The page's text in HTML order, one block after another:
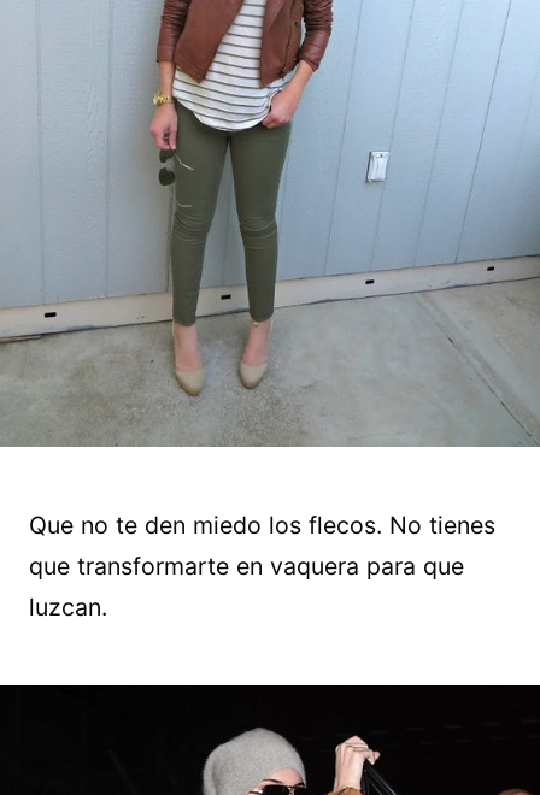
Que no te den miedo los flecos. No tienes
que transformarte en vaquera para que
luzcan.